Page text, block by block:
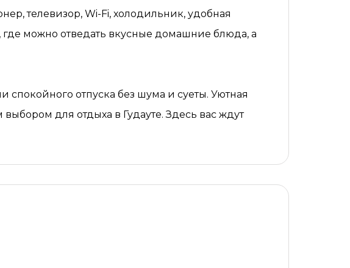
телевизор, Wi-Fi, холодильник, удобная
где можно отведать вкусные домашние блюда, а
отпуска без шума и суеты. Уютная
для отдыха в Гудауте. Здесь вас ждут